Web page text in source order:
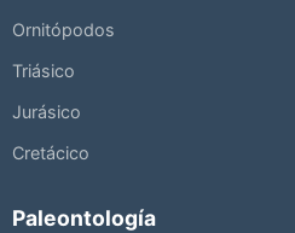
Ornitópodos
Triásico
Jurásico
Cretácico
Paleontología